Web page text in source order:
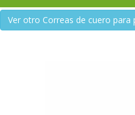
Ver otro Correas de cuero para